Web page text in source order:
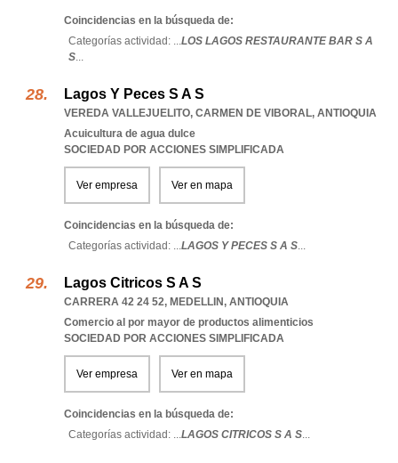
Coincidencias en la búsqueda de:
Categorías actividad: ...LOS LAGOS RESTAURANTE BAR S A
S...
Lagos Y Peces S A S
VEREDA VALLEJUELITO, CARMEN DE VIBORAL, ANTIOQUIA
Acuicultura de agua dulce
SOCIEDAD POR ACCIONES SIMPLIFICADA
Ver empresa Ver en mapa
Coincidencias en la búsqueda de:
Categorías actividad: ...LAGOS Y PECES S A S...
Lagos Citricos S A S
CARRERA 42 24 52, MEDELLIN, ANTIOQUIA
Comercio al por mayor de productos alimenticios
SOCIEDAD POR ACCIONES SIMPLIFICADA
Ver empresa Ver en mapa
Coincidencias en la búsqueda de:
Categorías actividad: ...LAGOS CITRICOS S A S...